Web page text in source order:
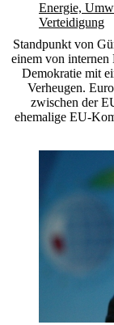
Energie,
Verteidigung
Standpunkt von
einem von internen
Demokratie mit
Verheugen.
zwischen der
ehemalige EU-